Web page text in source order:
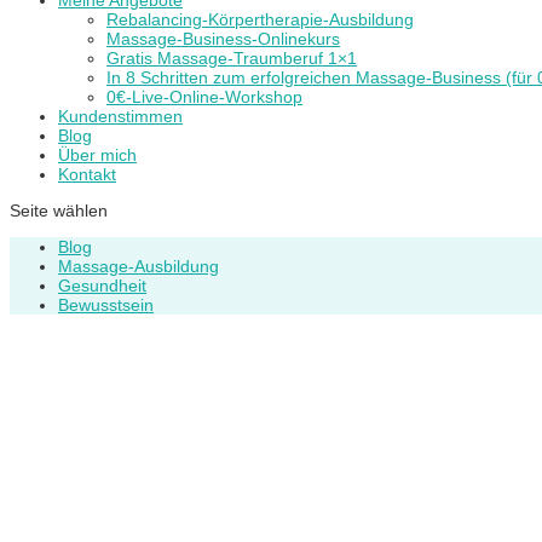
Rebalancing-Körpertherapie-Ausbildung
Massage-Business-Onlinekurs
Gratis Massage-Traumberuf 1×1
In 8 Schritten zum erfolgreichen Massage-Business (für
0€-Live-Online-Workshop
Kundenstimmen
Blog
Über mich
Kontakt
Seite wählen
Blog
Massage-Ausbildung
Gesundheit
Bewusstsein